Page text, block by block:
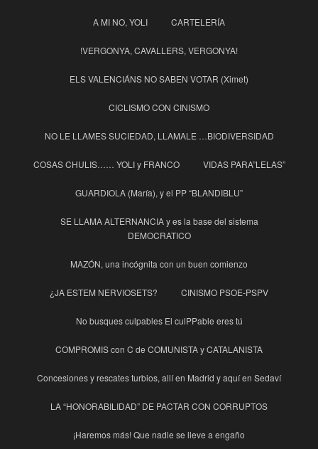
A MI NO, YOLI CARTELERÍA
!VERGONYA, CAVALLERS, VERGONYA!
ELS VALENCIÁNS NO SABEN VOTAR (Ximet)
CICLISMO CON CINISMO
NO LE LLAMES SUCIEDAD, LLAMALE …BIODIVERSIDAD
COSAS CHULIS…… YOLI y FRANCO VIDAS PARA”LELAS”
GUARDIOLA (María), y el PP “BLANDIBLU”
SE LLAMA ALTERNANCIA y es la base del sistema
DEMOCRATICO
MAZÓN, una incógnita con un buen comienzo
¿JA ESTEM NERVIOSETS? CINISMO PSOE-PSPV
No busques culpables El culPPable eres tú
COMPROMIS con C de COMUNISTA y CATALANISTA
Concesiones y rescates turbios, allí en Madrid y aquí en Sedaví
LA “HONORABILIDAD” DE PACTAR CON CORRUPTOS
¡Haremos más! Que nadie se lleve a engaño